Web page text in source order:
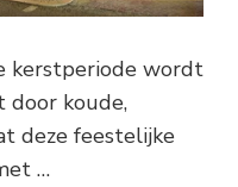
kerstperiode wordt
door koude,
deze feestelijke
…